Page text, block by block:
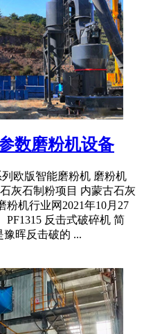
数磨粉机设备
欧版智能磨粉机 磨粉机
灰石制粉项目 内蒙古石灰
粉机行业网2021年10月27
PF1315 反击式破碎机 简
豫晖反击破的 ...